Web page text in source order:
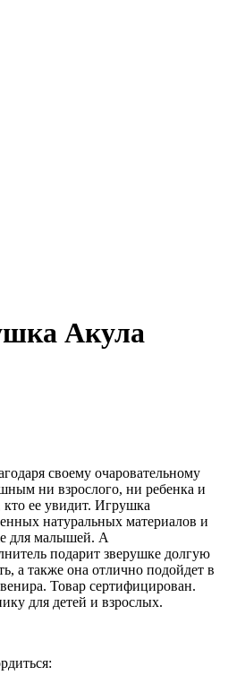
Акула
своему очаровательному
ни взрослого, ни ребенка и
ее увидит. Игрушка
натуральных материалов и
для малышей. А
подарит зверушке долгую
а также она отлично подойдет в
Товар сертифицирован.
для детей и взрослых.